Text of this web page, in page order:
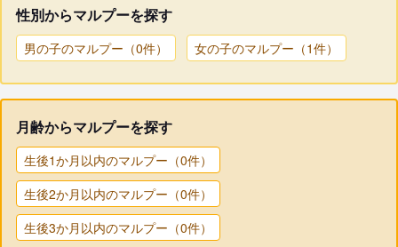
性別からマルプーを探す
男の子のマルプー（0件） 女の子のマルプー（1件）
月齢からマルプーを探す
生後1か月以内のマルプー（0件）
生後2か月以内のマルプー（0件）
生後3か月以内のマルプー（0件）